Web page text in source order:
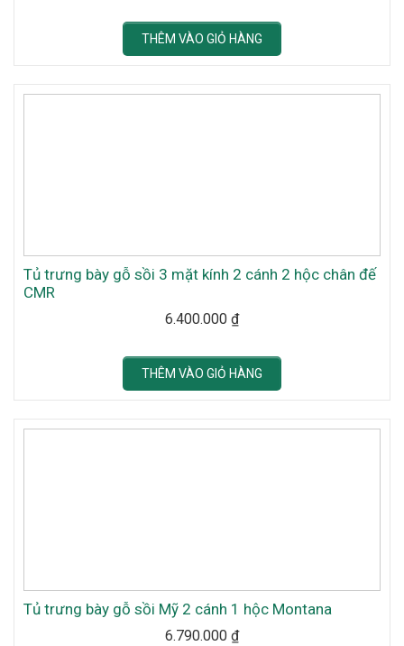
THÊM VÀO GIỎ HÀNG
Tủ trưng bày gỗ sồi 3 mặt kính 2 cánh 2 hộc chân đế
CMR
6.400.000 ₫
THÊM VÀO GIỎ HÀNG
Tủ trưng bày gỗ sồi Mỹ 2 cánh 1 hộc Montana
6.790.000 ₫